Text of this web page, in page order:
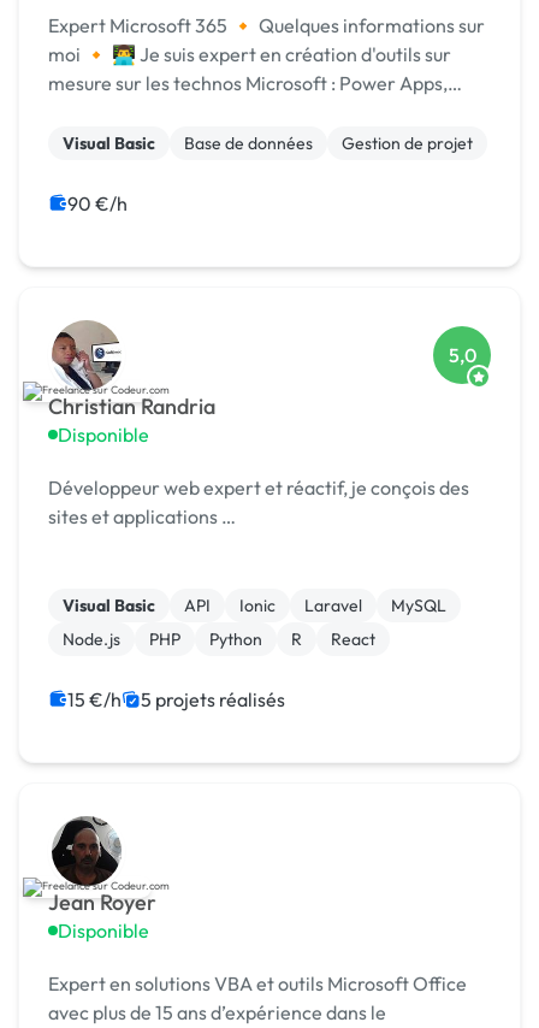
Expert Microsoft 365 🔸 Quelques informations sur
moi 🔸 👨‍💻 Je suis expert en création d'outils sur
mesure sur les technos Microsoft : Power Apps,
Excel, VBA & SQL 🎓 Je suis ingénieur de l'ENSAE...
Visual Basic Base de données Gestion de projet
90 €/h
Christian Randria
Disponible
5,0
Développeur web expert et réactif, je conçois des
sites et applications …
Visual Basic API Ionic Laravel
MySQL
Node.js
PHP Python R React
15 €/h 5 projets réalisés
Jean Royer
Disponible
Expert en solutions VBA et outils Microsoft Office
avec plus de 15 ans d’expérience dans le